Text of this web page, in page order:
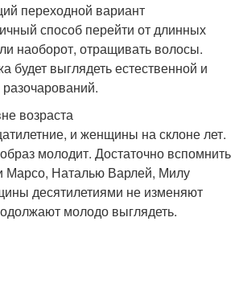
переходной вариант
способ перейти от длинных
наоборот, отращивать волосы.
будет выглядеть естественной и
возраста
и женщины на склоне лет.
молодит. Достаточно вспомнить
Марсо, Наталью Варлей, Милу
десятилетиями не изменяют
молодо выглядеть.